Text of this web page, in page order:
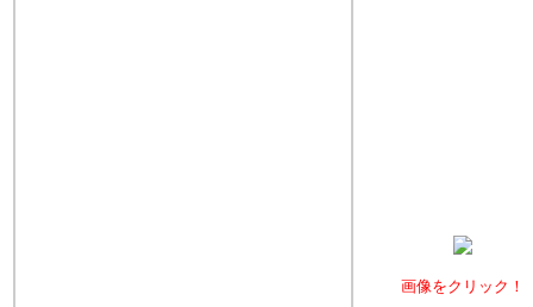
画像をクリック！